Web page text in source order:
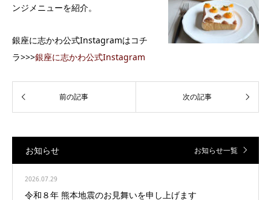
ンジメニューを紹介。
銀座に志かわ公式Instagramはコチ
ラ>>>銀座に志かわ公式Instagram
お知らせ お知らせ一覧
2026.07.29
令和８年 熊本地震のお見舞いを申し上げます